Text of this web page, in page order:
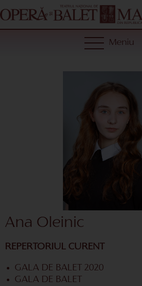
Meniu
Ana Oleinic
REPERTORIUL CURENT
GALA DE BALET 2020
GALA DE BALET